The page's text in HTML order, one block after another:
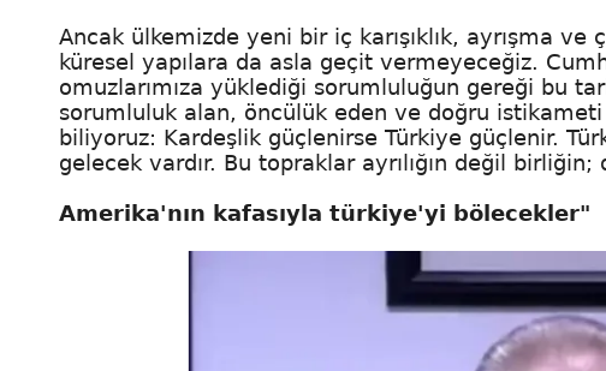
Ancak ülkemizde yeni bir iç karışıklık, ayrışma
küresel yapılara da asla geçit vermeyeceğiz.
omuzlarımıza yüklediği sorumluluğun gereği bu
sorumluluk alan, öncülük eden ve doğru
biliyoruz: Kardeşlik güçlenirse Türkiye güçlenir.
gelecek vardır. Bu topraklar ayrılığın değil
Amerika'nın kafasıyla türkiye'yi bölecekler"